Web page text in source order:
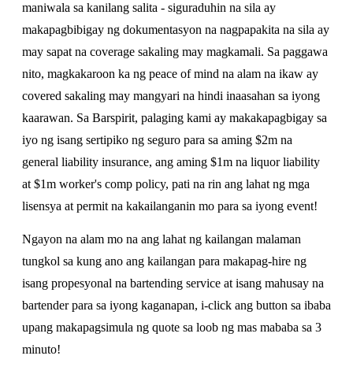
maniwala sa kanilang salita - siguraduhin na sila ay
makapagbibigay ng dokumentasyon na nagpapakita na sila ay
may sapat na coverage sakaling may magkamali. Sa paggawa
nito, magkakaroon ka ng peace of mind na alam na ikaw ay
covered sakaling may mangyari na hindi inaasahan sa iyong
kaarawan. Sa Barspirit, palaging kami ay makakapagbigay sa
iyo ng isang sertipiko ng seguro para sa aming $2m na
general liability insurance, ang aming $1m na liquor liability
at $1m worker's comp policy, pati na rin ang lahat ng mga
lisensya at permit na kakailanganin mo para sa iyong event!
Ngayon na alam mo na ang lahat ng kailangan malaman
tungkol sa kung ano ang kailangan para makapag-hire ng
isang propesyonal na bartending service at isang mahusay na
bartender para sa iyong kaganapan, i-click ang button sa ibaba
upang makapagsimula ng quote sa loob ng mas mababa sa 3
minuto!